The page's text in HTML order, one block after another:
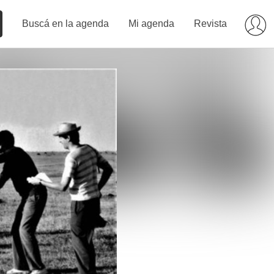
Buscá en la agenda Mi agenda Revista